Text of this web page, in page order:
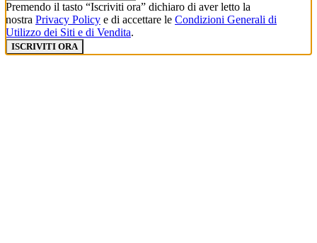
Premendo il tasto “Iscriviti ora” dichiaro di aver letto la
nostra Privacy Policy e di accettare le Condizioni Generali di
Utilizzo dei Siti e di Vendita.
ISCRIVITI ORA